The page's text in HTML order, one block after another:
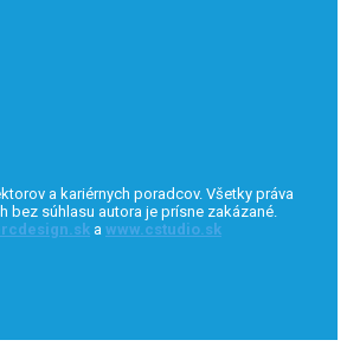
a kariérnych poradcov. Všetky práva
bez súhlasu autora je prísne zakázané.
a www.cstudio.sk